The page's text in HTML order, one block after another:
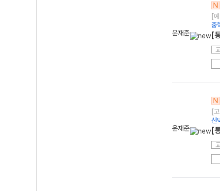
윤재준
N
[
중
[
윤재준
N
[
선
[